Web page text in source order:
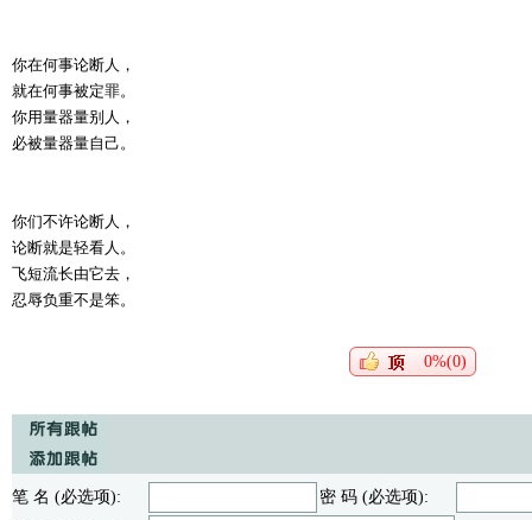
你在何事论断人，
就在何事被定罪。
你用量器量别人，
必被量器量自己。
你们不许论断人，
论断就是轻看人。
飞短流长由它去，
忍辱负重不是笨。
0%(0)
笔 名 (必选项):
密 码 (必选项):